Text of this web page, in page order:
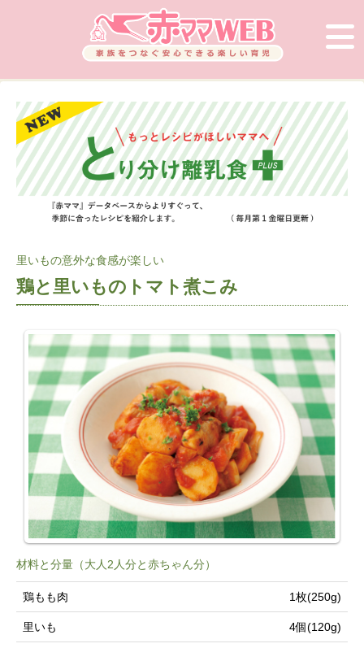
里いもの意外な食感が楽しい
鶏と里いものトマト煮こみ
材料と分量（大人2人分と赤ちゃん分）
鶏もも肉 1枚(250g)
里いも 4個(120g)